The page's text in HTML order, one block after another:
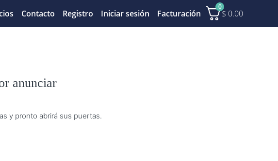
Contacto Registro Iniciar sesión Facturación
0
$ 0.00
anunciar
y pronto abrirá sus puertas.